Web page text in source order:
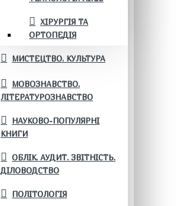
ХІРУРГІЯ ТА
ОРТОПЕДІЯ
МИСТЕЦТВО. КУЛЬТУРА
МОВОЗНАВСТВО.
ЛІТЕРАТУРОЗНАВСТВО
НАУКОВО-ПОПУЛЯРНІ
КНИГИ
ОБЛІК. АУДИТ. ЗВІТНІСТЬ.
ДІЛОВОДСТВО
ПОЛІТОЛОГІЯ